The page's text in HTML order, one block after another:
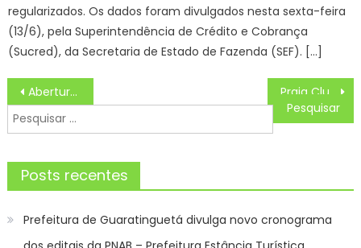
regularizados. Os dados foram divulgados nesta sexta-feira
(13/6), pela Superintendência de Crédito e Cobrança
(Sucred), da Secretaria de Estado de Fazenda (SEF). […]
Navegação
de
Post
Abertura da Cidade do Natal acontece nesta sexta-feira (13) com programação especial – CGNotícias
Pesquisar
por:
Posts recentes
Prefeitura de Guaratinguetá divulga novo cronograma